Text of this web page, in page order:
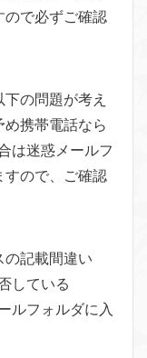
ので必ずご確認
の問題が考え
め携帯電話なら
は迷惑メールフ
すので、ご確認
の記載間違い
している
ルフォルダに入